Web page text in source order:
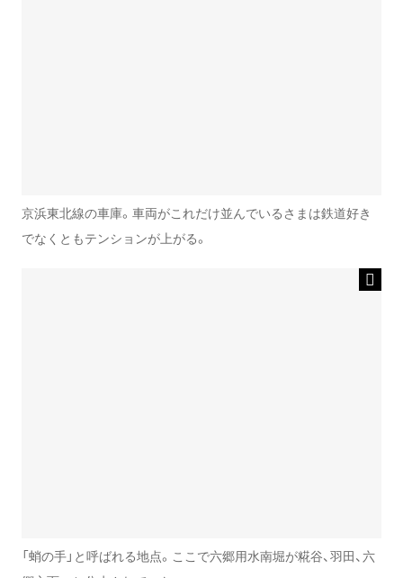
京浜東北線の車庫。車両がこれだけ並んでいるさまは鉄道好き
でなくともテンションが上がる。
「蛸の手」と呼ばれる地点。ここで六郷用水南堀が糀谷、羽田、六